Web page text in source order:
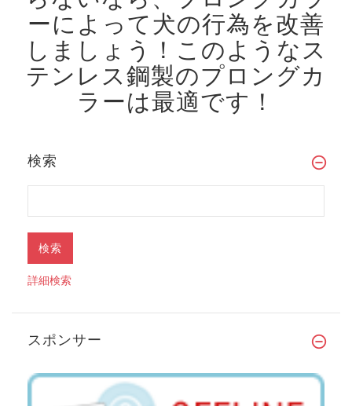
ーによって犬の行為を改善
しましょう！ このようなス
テンレス鋼製のプロングカ
ラーは最適です！
検索
詳細検索
スポンサー